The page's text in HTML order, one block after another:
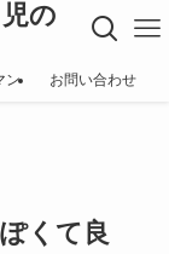
の
ン お問い合わせ
くて良